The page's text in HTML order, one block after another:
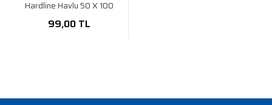
Hardline Havlu 50 X 100
99,00 TL